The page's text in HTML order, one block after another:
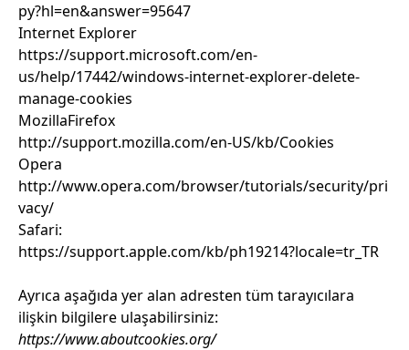
py?hl=en&answer=95647
Internet Explorer
https://support.microsoft.com/en-
us/help/17442/windows-internet-explorer-delete-
manage-cookies
MozillaFirefox
http://support.mozilla.com/en-US/kb/Cookies
Opera
http://www.opera.com/browser/tutorials/security/pri
vacy/
Safari:
https://support.apple.com/kb/ph19214?locale=tr_TR
Ayrıca aşağıda yer alan adresten tüm tarayıcılara
ilişkin bilgilere ulaşabilirsiniz:
https://www.aboutcookies.org/